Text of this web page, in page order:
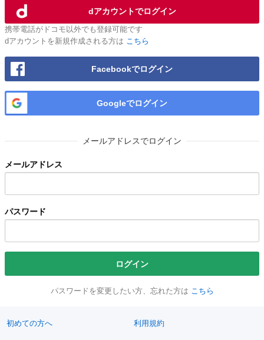
dアカウントでログイン
携帯電話がドコモ以外でも登録可能です
dアカウントを新規作成される方は こちら
Facebookでログイン
Googleでログイン
メールアドレスでログイン
メールアドレス
パスワード
ログイン
パスワードを変更したい方、忘れた方は こちら
初めての方へ 利用規約